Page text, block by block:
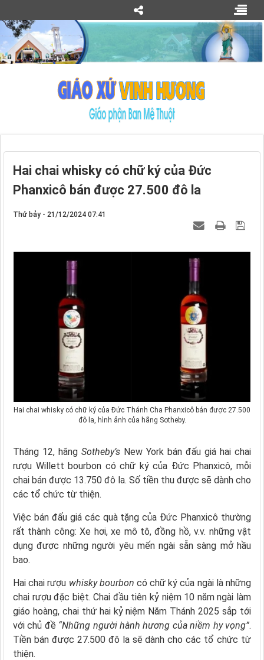
Hai chai whisky có chữ ký của Đức
Phanxicô bán được 27.500 đô la
Thứ bảy - 21/12/2024 07:41
Hai chai whisky có chữ ký của Đức Thánh Cha Phanxicô bán được 27.500
đô la, hình ảnh của hãng Sotheby.
Tháng 12, hãng Sotheby’s New York bán đấu giá hai chai
rượu Willett bourbon có chữ ký của Đức Phanxicô, mỗi
chai bán được 13.750 đô la. Số tiền thu được sẽ dành cho
các tổ chức từ thiện.
Việc bán đấu giá các quà tặng của Đức Phanxicô thường
rất thành công: Xe hơi, xe mô tô, đồng hồ, v.v. những vật
dụng được những người yêu mến ngài sẵn sàng mở hầu
bao.
Hai chai rượu whisky bourbon có chữ ký của ngài là những
chai rượu đặc biệt. Chai đầu tiên kỷ niệm 10 năm ngài làm
giáo hoàng, chai thứ hai kỷ niệm Năm Thánh 2025 sắp tới
với chủ đề “Những người hành hương của niềm hy vọng”.
Tiền bán được 27.500 đô la sẽ dành cho các tổ chức từ
thiện.